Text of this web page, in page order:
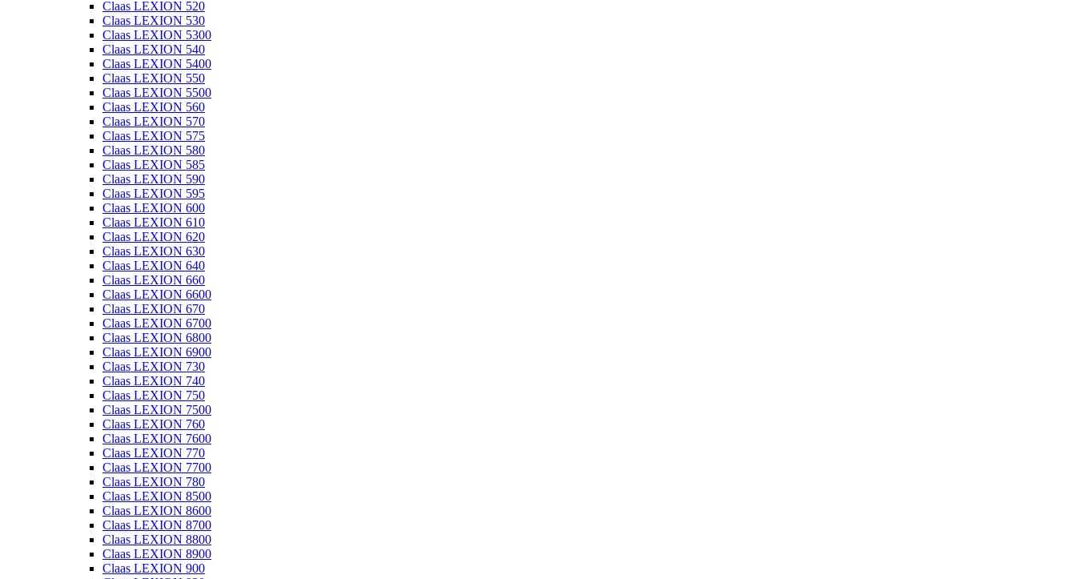
Claas LEXION 520
Claas LEXION 530
Claas LEXION 5300
Claas LEXION 540
Claas LEXION 5400
Claas LEXION 550
Claas LEXION 5500
Claas LEXION 560
Claas LEXION 570
Claas LEXION 575
Claas LEXION 580
Claas LEXION 585
Claas LEXION 590
Claas LEXION 595
Claas LEXION 600
Claas LEXION 610
Claas LEXION 620
Claas LEXION 630
Claas LEXION 640
Claas LEXION 660
Claas LEXION 6600
Claas LEXION 670
Claas LEXION 6700
Claas LEXION 6800
Claas LEXION 6900
Claas LEXION 730
Claas LEXION 740
Claas LEXION 750
Claas LEXION 7500
Claas LEXION 760
Claas LEXION 7600
Claas LEXION 770
Claas LEXION 7700
Claas LEXION 780
Claas LEXION 8500
Claas LEXION 8600
Claas LEXION 8700
Claas LEXION 8800
Claas LEXION 8900
Claas LEXION 900